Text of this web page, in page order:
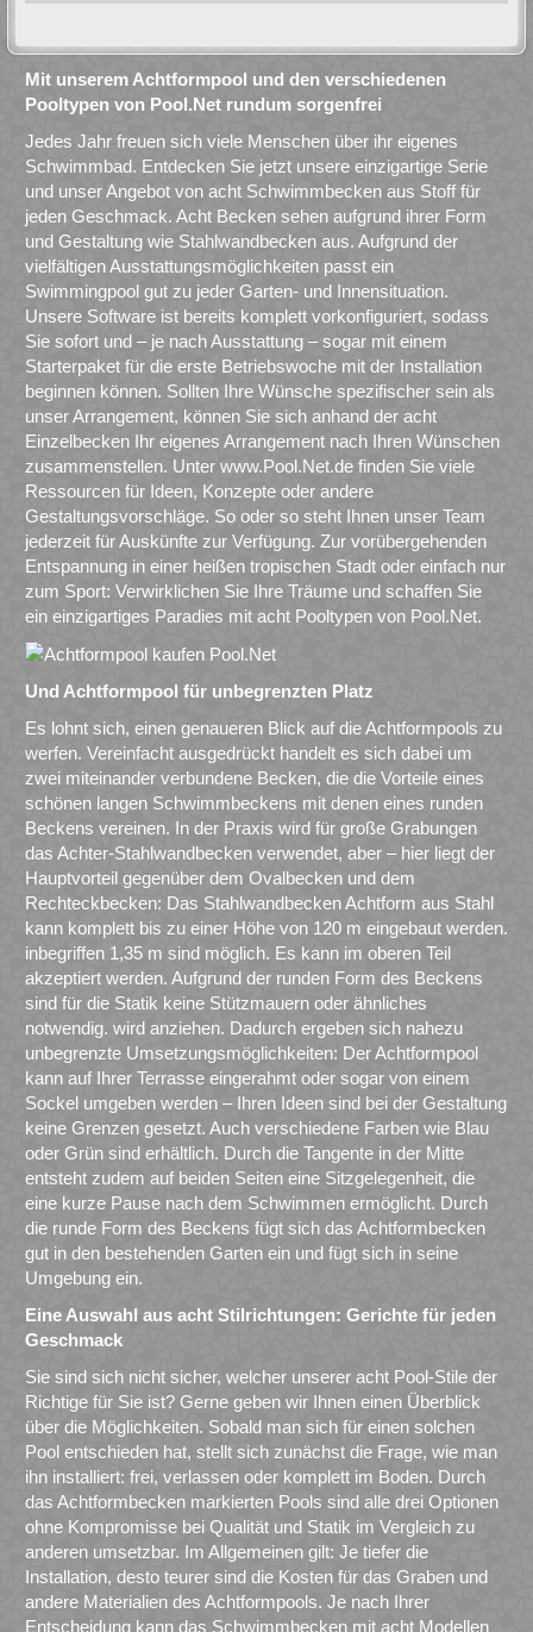
Mit unserem Achtformpool und den verschiedenen
Pooltypen von Pool.Net rundum sorgenfrei
Jedes Jahr freuen sich viele Menschen über ihr eigenes
Schwimmbad. Entdecken Sie jetzt unsere einzigartige Serie
und unser Angebot von acht Schwimmbecken aus Stoff für
jeden Geschmack. Acht Becken sehen aufgrund ihrer Form
und Gestaltung wie Stahlwandbecken aus. Aufgrund der
vielfältigen Ausstattungsmöglichkeiten passt ein
Swimmingpool gut zu jeder Garten- und Innensituation.
Unsere Software ist bereits komplett vorkonfiguriert, sodass
Sie sofort und – je nach Ausstattung – sogar mit einem
Starterpaket für die erste Betriebswoche mit der Installation
beginnen können. Sollten Ihre Wünsche spezifischer sein als
unser Arrangement, können Sie sich anhand der acht
Einzelbecken Ihr eigenes Arrangement nach Ihren Wünschen
zusammenstellen. Unter www.Pool.Net.de finden Sie viele
Ressourcen für Ideen, Konzepte oder andere
Gestaltungsvorschläge. So oder so steht Ihnen unser Team
jederzeit für Auskünfte zur Verfügung. Zur vorübergehenden
Entspannung in einer heißen tropischen Stadt oder einfach nur
zum Sport: Verwirklichen Sie Ihre Träume und schaffen Sie
ein einzigartiges Paradies mit acht Pooltypen von Pool.Net.
Und Achtformpool für unbegrenzten Platz
Es lohnt sich, einen genaueren Blick auf die Achtformpools zu
werfen. Vereinfacht ausgedrückt handelt es sich dabei um
zwei miteinander verbundene Becken, die die Vorteile eines
schönen langen Schwimmbeckens mit denen eines runden
Beckens vereinen. In der Praxis wird für große Grabungen
das Achter-Stahlwandbecken verwendet, aber – hier liegt der
Hauptvorteil gegenüber dem Ovalbecken und dem
Rechteckbecken: Das Stahlwandbecken Achtform aus Stahl
kann komplett bis zu einer Höhe von 120 m eingebaut werden.
inbegriffen 1,35 m sind möglich. Es kann im oberen Teil
akzeptiert werden. Aufgrund der runden Form des Beckens
sind für die Statik keine Stützmauern oder ähnliches
notwendig. wird anziehen. Dadurch ergeben sich nahezu
unbegrenzte Umsetzungsmöglichkeiten: Der Achtformpool
kann auf Ihrer Terrasse eingerahmt oder sogar von einem
Sockel umgeben werden – Ihren Ideen sind bei der Gestaltung
keine Grenzen gesetzt. Auch verschiedene Farben wie Blau
oder Grün sind erhältlich. Durch die Tangente in der Mitte
entsteht zudem auf beiden Seiten eine Sitzgelegenheit, die
eine kurze Pause nach dem Schwimmen ermöglicht. Durch
die runde Form des Beckens fügt sich das Achtformbecken
gut in den bestehenden Garten ein und fügt sich in seine
Umgebung ein.
Eine Auswahl aus acht Stilrichtungen: Gerichte für jeden
Geschmack
Sie sind sich nicht sicher, welcher unserer acht Pool-Stile der
Richtige für Sie ist? Gerne geben wir Ihnen einen Überblick
über die Möglichkeiten. Sobald man sich für einen solchen
Pool entschieden hat, stellt sich zunächst die Frage, wie man
ihn installiert: frei, verlassen oder komplett im Boden. Durch
das Achtformbecken markierten Pools sind alle drei Optionen
ohne Kompromisse bei Qualität und Statik im Vergleich zu
anderen umsetzbar. Im Allgemeinen gilt: Je tiefer die
Installation, desto teurer sind die Kosten für das Graben und
andere Materialien des Achtformpools. Je nach Ihrer
Entscheidung kann das Schwimmbecken mit acht Modellen